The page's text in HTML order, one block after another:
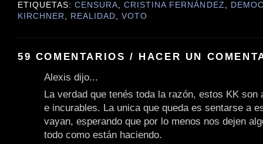
ETIQUETAS:CENSURA,CRISTINA FERNÁNDEZ,
KIRCHNER, REALIDAD,VOTO
59 COMENTARIOS / HACER UN
Alexis dijo...
La verdad que tenés toda la razón, estos KK son
e incurables. La unica que queda es sentarse a
vayan, esperando que por lo menos nos dejen
todo como están haciendo.